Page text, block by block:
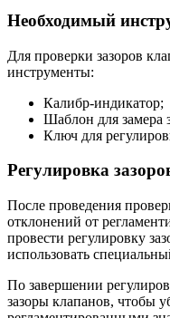
Необходимый
Для проверки зазоров
инструменты:
Калибр-индикатор;
Шаблон для замера
Ключ для
Регулировка
После проведения
отклонений от
провести регулировку
использовать
По завершении
зазоры клапанов, чтобы